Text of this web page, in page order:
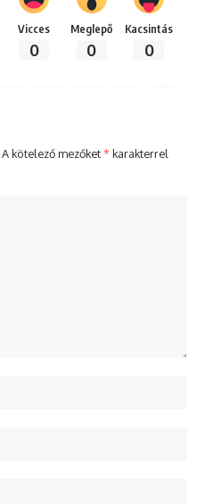
Vicces
0
Meglepő
0
Kacsintás
0
A kötelező mezőket* karakterrel